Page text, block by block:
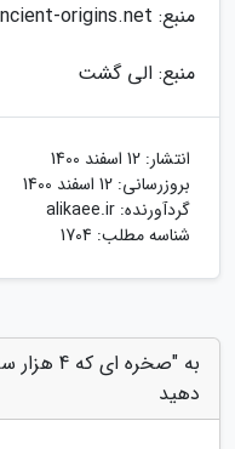
منبع: www.ancient-origins.net
منبع: الی گشت
انتشار: 12 اسفند 1400
بروزرسانی: 12 اسفند 1400
گردآورنده: alikaee.ir
شناسه مطلب: 1704
به
دهید